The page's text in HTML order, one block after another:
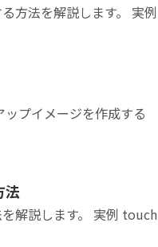
方法を解説します。 実例
プイメージを作成する
法
解説します。 実例 touch